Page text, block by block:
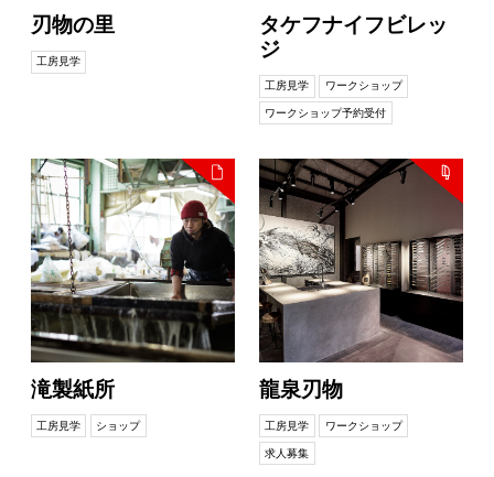
刃物の里
工房見学
タケフナイフビレッ
ジ
工房見学 ワークショップ
ワークショップ予約受付
滝製紙所
工房見学 ショップ
龍泉刃物
工房見学 ワークショップ
求人募集